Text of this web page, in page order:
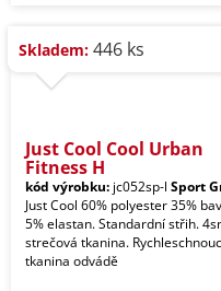
Skladem: 446 ks
Just Cool Cool Urban
Fitness H
kód výrobku: jc052sp-l Sport
Just Cool 60% polyester 35%
5% elastan. Standardní střih.
strečová tkanina.
tkanina odvádě